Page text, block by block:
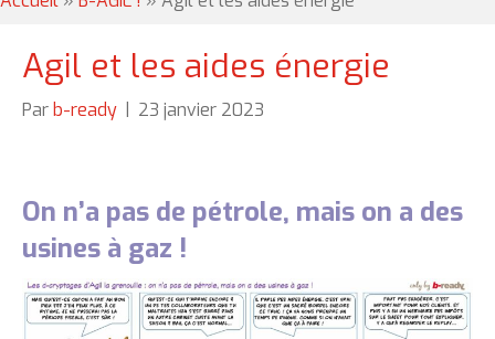
Agil et les aides énergie
Par b-ready 23 janvier 2023
On n’a pas de pétrole, mais on a des
usines à gaz !